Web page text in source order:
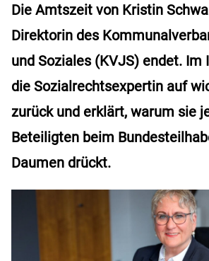
Die Amtszeit von Kristin
Direktorin des
und Soziales (KVJS) endet.
die Sozialrechtsexpertin auf
zurück und erklärt, warum sie
Beteiligten beim
Daumen drückt.